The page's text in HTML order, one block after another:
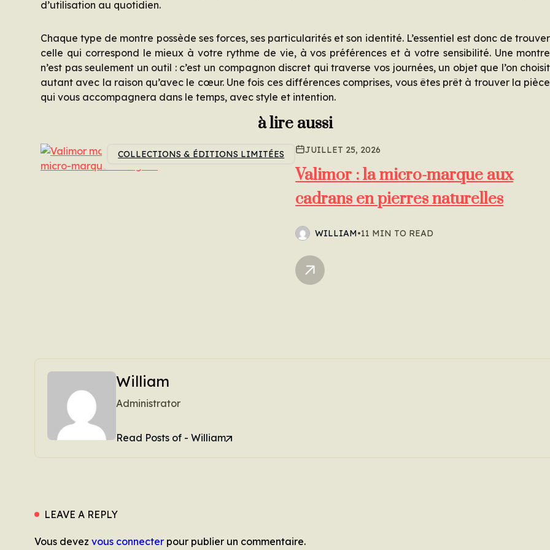
d’utilisation au quotidien.
Chaque type de montre possède ses forces, ses particularités et son identité. L’essentiel est donc de trouver
celle qui correspond le mieux à votre rythme de vie, à vos préférences et à votre sensibilité. Une montre
n’est pas seulement un outil : c’est un compagnon discret qui traverse vos journées, un objet que l’on choisit
autant avec la raison qu’avec le cœur. Une fois ces différences comprises, vous êtes prêt à trouver la pièce
qui vous accompagnera dans le temps, avec style et intention.
à lire aussi
COLLECTIONS & ÉDITIONS LIMITÉES JUILLET 25, 2026
Valimor : la micro-marque aux
cadrans en pierres naturelles
WILLIAM•11 MIN TO READ
William
Administrator
Read Posts of - William
LEAVE A REPLY
Vous devez vous connecter pour publier un commentaire.